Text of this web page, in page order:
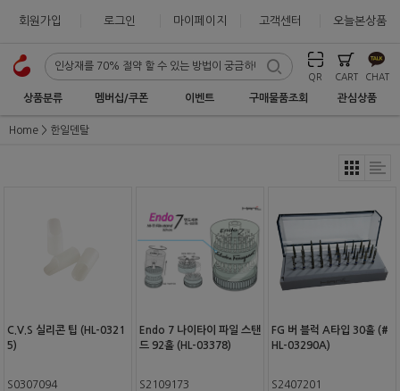
회원가입 로그인 마이페이지 고객센터 오늘본상품
QR CART CHAT
상품분류 멤버십/쿠폰 이벤트 구매물품조회 관심상품
Home 한일덴탈
C.V.S 실리콘 팁 (HL-0321
5)
S0307094
Endo 7 나이타이 파일 스탠
드 92홀 (HL-03378)
S2109173
FG 버 블럭 A타입 30홀 (#
HL-03290A)
S2407201